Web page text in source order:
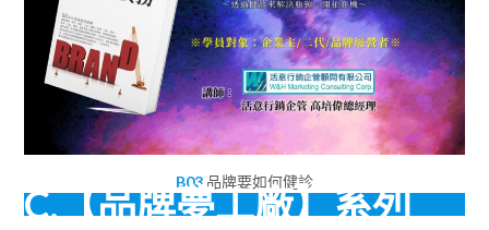
B03 品牌要如何健診
C.【品牌夢工廠】系列